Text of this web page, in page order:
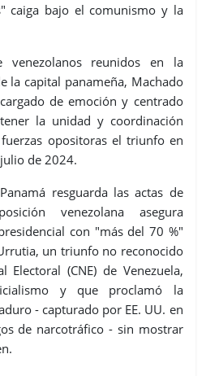
caiga bajo el comunismo y la
reunidos en la
la capital panameña, Machado
de emoción y centrado
la unidad y coordinación
opositoras el triunfo en
de 2024.
resguarda las actas de
venezolana asegura
con "más del 70 %"
un triunfo no reconocido
Electoral (CNE) de Venezuela,
y que proclamó la
- capturado por EE. UU. en
de narcotráfico - sin mostrar